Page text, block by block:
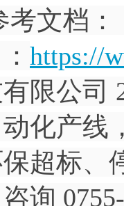
考文档
https://
限公司
化产线
超标、
询